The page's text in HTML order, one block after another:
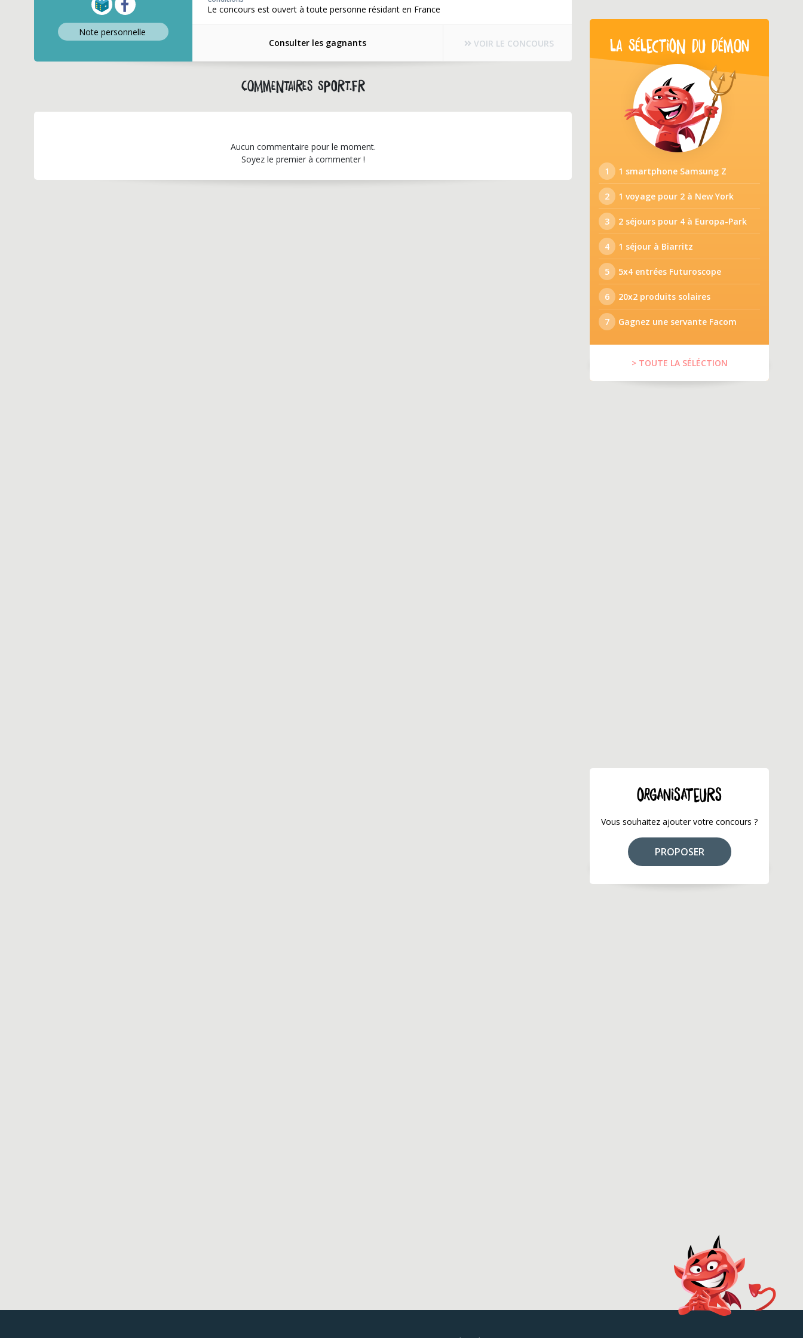
Note personnelle
Le concours est ouvert à toute personne résidant en France
Consulter les gagnants VOIR LE CONCOURS
Commentaires sport.fr
Aucun commentaire pour le moment.
Soyez le premier à commenter !
LA SÉLECTION DU DÉMON
1 1 smartphone Samsung Z
2 1 voyage pour 2 à New York
3 2 séjours pour 4 à Europa-Park
4 1 séjour à Biarritz
5 5x4 entrées Futuroscope
6 20x2 produits solaires
7 Gagnez une servante Facom
> TOUTE LA SÉLÉCTION
ORGANISATEURS
Vous souhaitez ajouter votre concours ?
PROPOSER